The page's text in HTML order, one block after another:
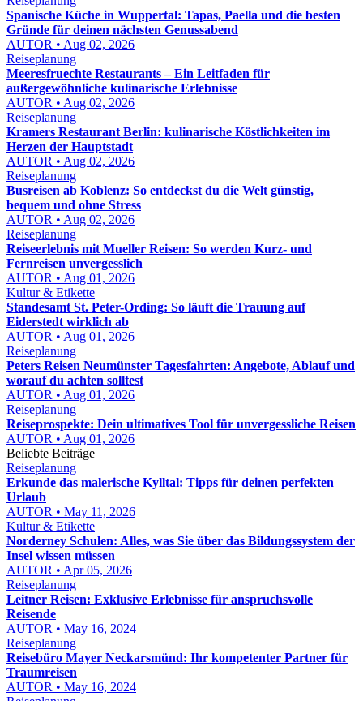
Spanische Küche in Wuppertal: Tapas, Paella und die besten
Gründe für deinen nächsten Genussabend
AUTOR • Aug 02, 2026
Reiseplanung
Meeresfruechte Restaurants – Ein Leitfaden für
außergewöhnliche kulinarische Erlebnisse
AUTOR • Aug 02, 2026
Reiseplanung
Kramers Restaurant Berlin: kulinarische Köstlichkeiten im
Herzen der Hauptstadt
AUTOR • Aug 02, 2026
Reiseplanung
Busreisen ab Koblenz: So entdeckst du die Welt günstig,
bequem und ohne Stress
AUTOR • Aug 02, 2026
Reiseplanung
Reiseerlebnis mit Mueller Reisen: So werden Kurz- und
Fernreisen unvergesslich
AUTOR • Aug 01, 2026
Kultur & Etikette
Standesamt St. Peter-Ording: So läuft die Trauung auf
Eiderstedt wirklich ab
AUTOR • Aug 01, 2026
Reiseplanung
Peters Reisen Neumünster Tagesfahrten: Angebote, Ablauf und
worauf du achten solltest
AUTOR • Aug 01, 2026
Reiseplanung
Reiseprospekte: Dein ultimatives Tool für unvergessliche Reisen
AUTOR • Aug 01, 2026
Beliebte Beiträge
Reiseplanung
Erkunde das malerische Kylltal: Tipps für deinen perfekten
Urlaub
AUTOR • May 11, 2026
Kultur & Etikette
Norderney Schulen: Alles, was Sie über das Bildungssystem der
Insel wissen müssen
AUTOR • Apr 05, 2026
Reiseplanung
Leitner Reisen: Exklusive Erlebnisse für anspruchsvolle
Reisende
AUTOR • May 16, 2024
Reiseplanung
Reisebüro Mayer Neckarsmünd: Ihr kompetenter Partner für
Traumreisen
AUTOR • May 16, 2024